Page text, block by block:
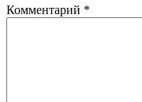
Комментарий *